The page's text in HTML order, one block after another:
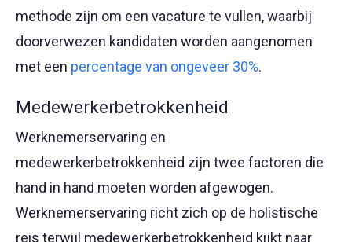
methode zijn om een vacature te vullen, waarbij
doorverwezen kandidaten worden aangenomen
met een percentage van ongeveer 30%.
Medewerkerbetrokkenheid
Werknemerservaring en
medewerkerbetrokkenheid zijn twee factoren die
hand in hand moeten worden afgewogen.
Werknemerservaring richt zich op de holistische
reis terwijl medewerkerbetrokkenheid kijkt naar